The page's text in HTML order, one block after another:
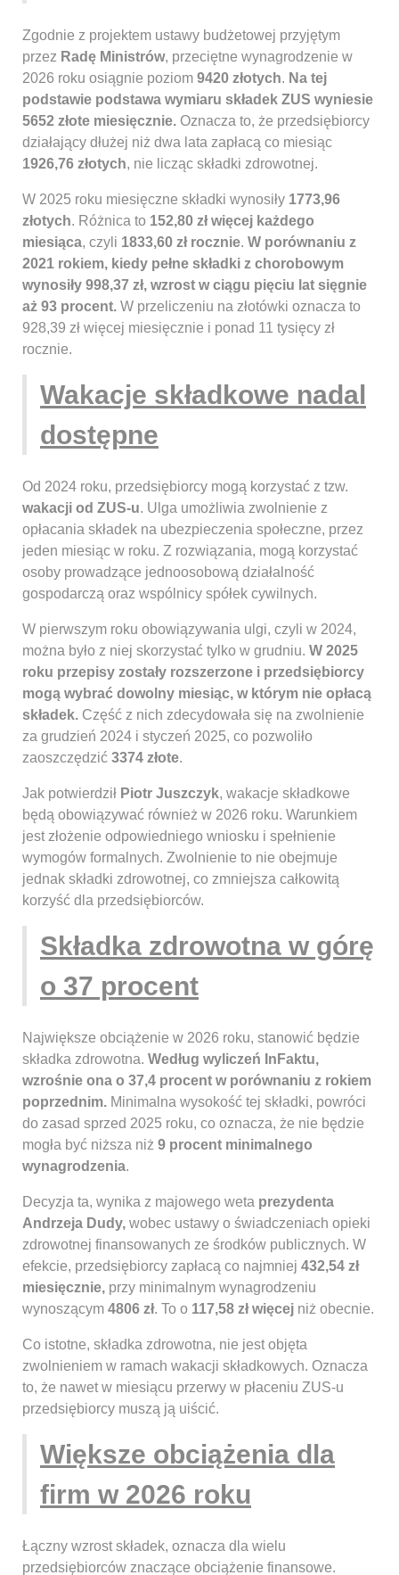
Zgodnie z projektem ustawy budżetowej przyjętym
przez Radę Ministrów, przeciętne wynagrodzenie w
2026 roku osiągnie poziom 9420 złotych. Na tej
podstawie podstawa wymiaru składek ZUS wyniesie
5652 złote miesięcznie. Oznacza to, że przedsiębiorcy
działający dłużej niż dwa lata zapłacą co miesiąc
1926,76 złotych, nie licząc składki zdrowotnej.
W 2025 roku miesięczne składki wynosiły 1773,96
złotych. Różnica to 152,80 zł więcej każdego
miesiąca, czyli 1833,60 zł rocznie. W porównaniu z
2021 rokiem, kiedy pełne składki z chorobowym
wynosiły 998,37 zł, wzrost w ciągu pięciu lat sięgnie
aż 93 procent. W przeliczeniu na złotówki oznacza to
928,39 zł więcej miesięcznie i ponad 11 tysięcy zł
rocznie.
Wakacje składkowe nadal
dostępne
Od 2024 roku, przedsiębiorcy mogą korzystać z tzw.
wakacji od ZUS-u. Ulga umożliwia zwolnienie z
opłacania składek na ubezpieczenia społeczne, przez
jeden miesiąc w roku. Z rozwiązania, mogą korzystać
osoby prowadzące jednoosobową działalność
gospodarczą oraz wspólnicy spółek cywilnych.
W pierwszym roku obowiązywania ulgi, czyli w 2024,
można było z niej skorzystać tylko w grudniu. W 2025
roku przepisy zostały rozszerzone i przedsiębiorcy
mogą wybrać dowolny miesiąc, w którym nie opłacą
składek. Część z nich zdecydowała się na zwolnienie
za grudzień 2024 i styczeń 2025, co pozwoliło
zaoszczędzić 3374 złote.
Jak potwierdził Piotr Juszczyk, wakacje składkowe
będą obowiązywać również w 2026 roku. Warunkiem
jest złożenie odpowiedniego wniosku i spełnienie
wymogów formalnych. Zwolnienie to nie obejmuje
jednak składki zdrowotnej, co zmniejsza całkowitą
korzyść dla przedsiębiorców.
Składka zdrowotna w górę
o 37 procent
Największe obciążenie w 2026 roku, stanowić będzie
składka zdrowotna. Według wyliczeń InFaktu,
wzrośnie ona o 37,4 procent w porównaniu z rokiem
poprzednim. Minimalna wysokość tej składki, powróci
do zasad sprzed 2025 roku, co oznacza, że nie będzie
mogła być niższa niż 9 procent minimalnego
wynagrodzenia.
Decyzja ta, wynika z majowego weta prezydenta
Andrzeja Dudy, wobec ustawy o świadczeniach opieki
zdrowotnej finansowanych ze środków publicznych. W
efekcie, przedsiębiorcy zapłacą co najmniej 432,54 zł
miesięcznie, przy minimalnym wynagrodzeniu
wynoszącym 4806 zł. To o 117,58 zł więcej niż obecnie.
Co istotne, składka zdrowotna, nie jest objęta
zwolnieniem w ramach wakacji składkowych. Oznacza
to, że nawet w miesiącu przerwy w płaceniu ZUS-u
przedsiębiorcy muszą ją uiścić.
Większe obciążenia dla
firm w 2026 roku
Łączny wzrost składek, oznacza dla wielu
przedsiębiorców znaczące obciążenie finansowe.